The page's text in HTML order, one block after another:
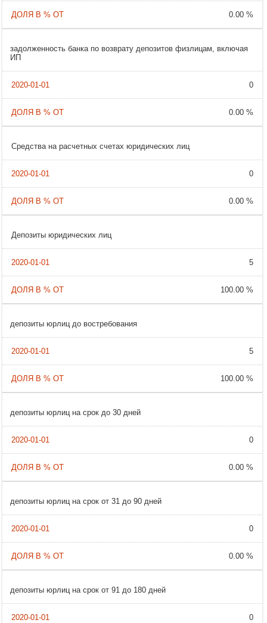
0.00 %
задолженность банка по возврату депозитов физлицам, включая
ИП
0
0.00 %
Cредства на расчетных счетах юридических лиц
0
0.00 %
Депозиты юридических лиц
5
100.00 %
депозиты юрлиц до востребования
5
100.00 %
депозиты юрлиц на срок до 30 дней
0
0.00 %
депозиты юрлиц на срок от 31 до 90 дней
0
0.00 %
депозиты юрлиц на срок от 91 до 180 дней
0